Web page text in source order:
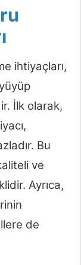
ihtiyaçları,
İlk olarak,
Bu
ve
Ayrıca,
de